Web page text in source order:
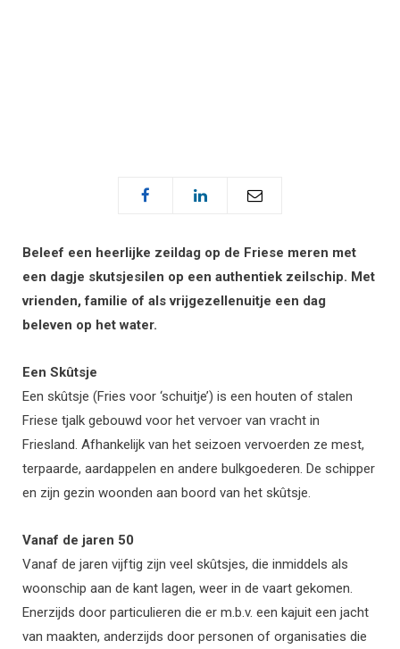
Beleef een heerlijke zeildag op de Friese meren met
een dagje skutsjesilen op een authentiek zeilschip. Met
vrienden, familie of als vrijgezellenuitje een dag
beleven op het water.
Een Skûtsje
Een skûtsje (Fries voor ‘schuitje’) is een houten of stalen
Friese tjalk gebouwd voor het vervoer van vracht in
Friesland. Afhankelijk van het seizoen vervoerden ze mest,
terpaarde, aardappelen en andere bulkgoederen. De schipper
en zijn gezin woonden aan boord van het skûtsje.
Vanaf de jaren 50
Vanaf de jaren vijftig zijn veel skûtsjes, die inmiddels als
woonschip aan de kant lagen, weer in de vaart gekomen.
Enerzijds door particulieren die er m.b.v. een kajuit een jacht
van maakten, anderzijds door personen of organisaties die